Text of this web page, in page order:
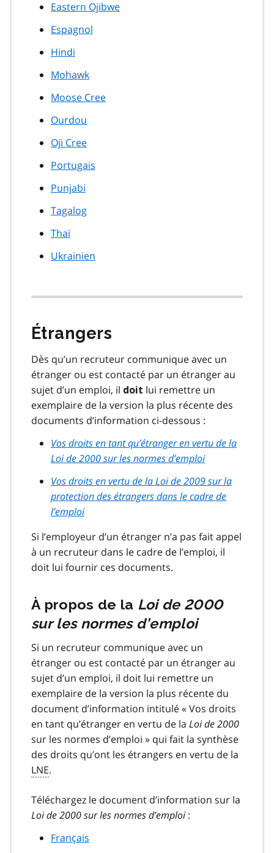
Eastern Ojibwe
Espagnol
Hindi
Mohawk
Moose Cree
Ourdou
Oji Cree
Portugais
Punjabi
Tagalog
Thaï
Ukrainien
Étrangers
Dès qu’un recruteur communique avec un
étranger ou est contacté par un étranger au
sujet d’un emploi, il doit lui remettre un
exemplaire de la version la plus récente des
documents d’information ci-dessous :
Vos droits en tant qu’étranger en vertu de la
Loi de 2000 sur les normes d’emploi
Vos droits en vertu de la Loi de 2009 sur la
protection des étrangers dans le cadre de
l’emploi
Si l’employeur d’un étranger n’a pas fait appel
à un recruteur dans le cadre de l’emploi, il
doit lui fournir ces documents.
À propos de la Loi de 2000
sur les normes d’emploi
Si un recruteur communique avec un
étranger ou est contacté par un étranger au
sujet d’un emploi, il doit lui remettre un
exemplaire de la version la plus récente du
document d’information intitulé « Vos droits
en tant qu’étranger en vertu de la Loi de 2000
sur les normes d’emploi » qui fait la synthèse
des droits qu’ont les étrangers en vertu de la
LNE.
Téléchargez le document d’information sur la
Loi de 2000 sur les normes d’emploi:
Français